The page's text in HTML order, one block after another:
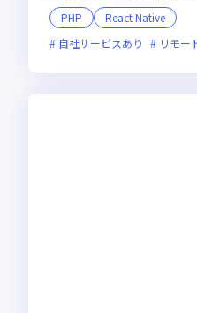
PHP
React Native
自社サービスあり
リモー